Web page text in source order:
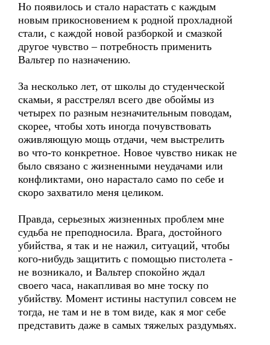
Но появилось и стало нарастать с каждым
новым прикосновением к родной прохладной
стали, с каждой новой разборкой и смазкой
другое чувство – потребность применить
Вальтер по назначению.
За несколько лет, от школы до студенческой
скамьи, я расстрелял всего две обоймы из
четырех по разным незначительным поводам,
скорее, чтобы хоть иногда почувствовать
оживляющую мощь отдачи, чем выстрелить
во что-то конкретное. Новое чувство никак не
было связано с жизненными неудачами или
конфликтами, оно нарастало само по себе и
скоро захватило меня целиком.
Правда, серьезных жизненных проблем мне
судьба не преподносила. Врага, достойного
убийства, я так и не нажил, ситуаций, чтобы
кого-нибудь защитить с помощью пистолета -
не возникало, и Вальтер спокойно ждал
своего часа, накапливая во мне тоску по
убийству. Момент истины наступил совсем не
тогда, не там и не в том виде, как я мог себе
представить даже в самых тяжелых раздумьях.